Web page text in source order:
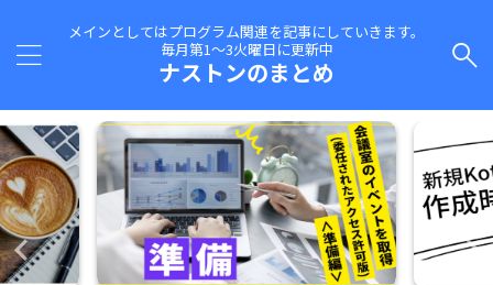
メインとしてはプログラム関連を記事にしていきます。
毎月第1～3火曜日に更新中
ナストンのまとめ